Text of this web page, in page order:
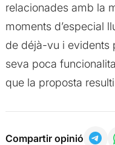
relacionades amb la
moments d’especial
de déjà-vu i evidents
seva poca
que la proposta
Compartir opinió